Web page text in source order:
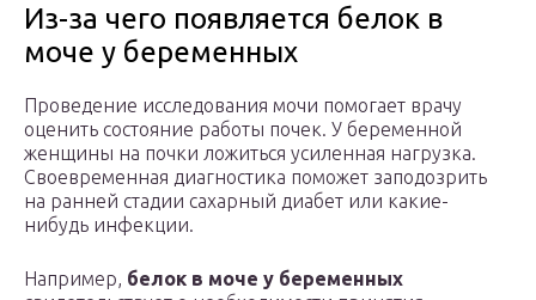
Из-за чего появляется белок в
моче у беременных
Проведение исследования мочи помогает врачу
оценить состояние работы почек. У беременной
женщины на почки ложиться усиленная нагрузка.
Своевременная диагностика поможет заподозрить
на ранней стадии сахарный диабет или какие-
нибудь инфекции.
Например, белок в моче у беременных